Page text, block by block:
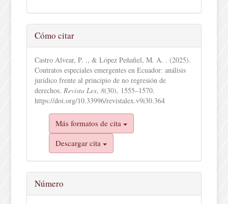
Detalles
del
artículo
Cómo citar
Castro Alvear, P. ., & López Peñafiel, M. A. . (2025).
Contratos especiales emergentes en Ecuador: análisis
jurídico frente al principio de no regresión de
derechos.Revista Lex,8(30), 1555–1570.
https://doi.org/10.33996/revistalex.v9i30.364
Más formatos de cita
Descargar cita
Número